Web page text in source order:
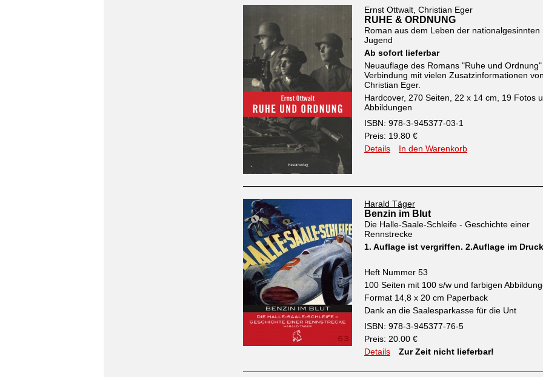
Ernst Ottwalt, Christian Eger
RUHE & ORDNUNG
Roman aus dem Leben der nationalgesinnten
Jugend
Ab sofort lieferbar
Neuauflage des Romans "Ruhe und Ordnung"
Verbindung mit vielen Zusatzinformationen von
Christian Eger.
Hardcover, 270 Seiten, 22 x 14 cm, 19 Fotos
Abbildungen
ISBN: 978-3-945377-03-1
Preis: 19.80 €
Details
In den Warenkorb
Harald Täger
Benzin im Blut
Die Halle-Saale-Schleife - Geschichte einer
Rennstrecke
1. Auflage ist vergriffen. 2.Auflage im Druck
Heft Nummer 53
100 Seiten mit 100 s/w und farbigen
Format 14,8 x 20 cm Paperback
Dank an die Saalesparkasse für die Unt
ISBN: 978-3-945377-76-5
Preis: 20.00 €
Details
Zur Zeit nicht lieferbar!